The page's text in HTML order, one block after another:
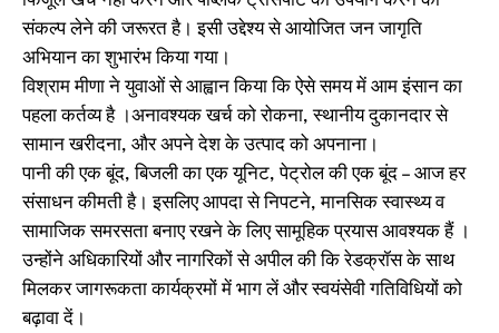
संकल्प लेने की जरूरत है। इसी उद्देश्य से आयोजित जन जागृति
अभियान का शुभारंभ किया गया।
विश्राम मीणा ने युवाओं से आह्वान किया कि ऐसे समय में आम इंसान का
पहला कर्तव्य है ।अनावश्यक खर्च को रोकना, स्थानीय दुकानदार से
सामान खरीदना, और अपने देश के उत्पाद को अपनाना।
पानी की एक बूंद, बिजली का एक यूनिट, पेट्रोल की एक बूंद – आज हर
संसाधन कीमती है। इसलिए आपदा से निपटने, मानसिक स्वास्थ्य व
सामाजिक समरसता बनाए रखने के लिए सामूहिक प्रयास आवश्यक हैं ।
उन्होंने अधिकारियों और नागरिकों से अपील की कि रेडक्रॉस के साथ
मिलकर जागरूकता कार्यक्रमों में भाग लें और स्वयंसेवी गतिविधियों को
बढ़ावा दें।